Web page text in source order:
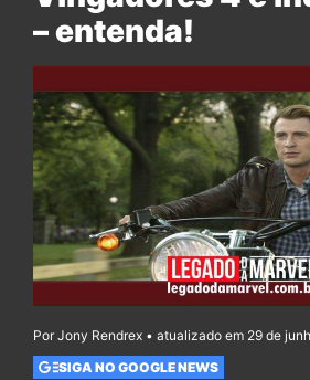
– entenda!
Por Jony Rendrex • atualizado em 29 de
SIGA NO GOOGLE NEWS